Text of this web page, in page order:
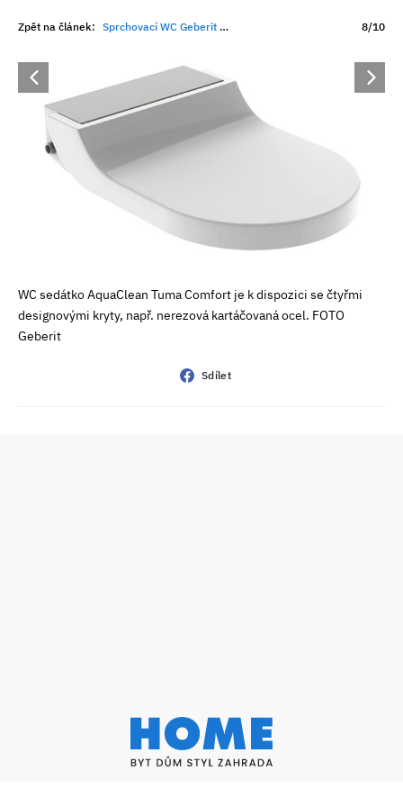
Zpět na článek: Sprchovací WC Geberit AquaClean Tuma 8/10
WC sedátko AquaClean Tuma Comfort je k dispozici se čtyřmi
designovými kryty, např. nerezová kartáčovaná ocel. FOTO
Geberit
Sdílet